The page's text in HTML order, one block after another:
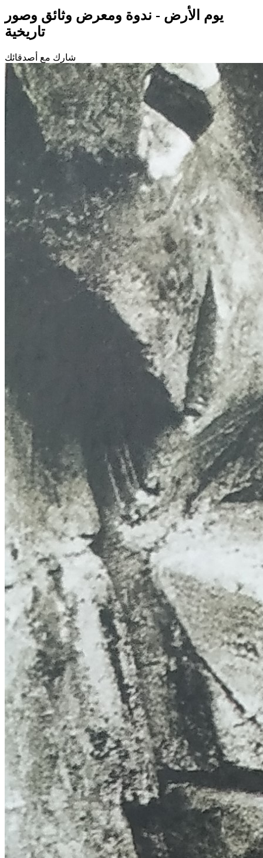
يوم الأرض - ندوة ومعرض وثائق وصور
تاريخية
شارك مع أصدقائك